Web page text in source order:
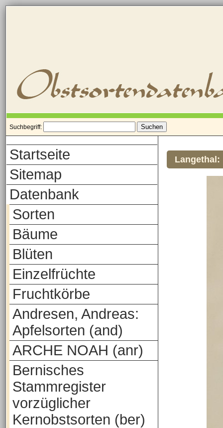
Suchbegriff:
Startseite
Sitemap
Datenbank
Sorten
Bäume
Blüten
Einzelfrüchte
Fruchtkörbe
Andresen, Andreas:
Apfelsorten (and)
ARCHE NOAH (anr)
Bernisches
Stammregister
vorzüglicher
Kernobstsorten (ber)
Langethal: